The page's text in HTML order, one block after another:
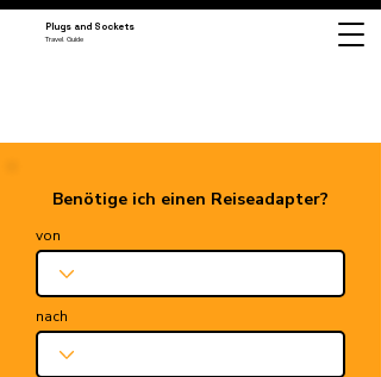
Plugs and Sockets
Travel Guide
Benötige ich einen Reiseadapter?
von
nach